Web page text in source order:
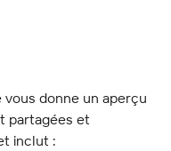
donne un aperçu
partagées et
inclut :